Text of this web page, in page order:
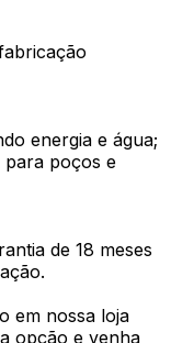
energia e água;
para poços e
de 18 meses
em nossa loja
opção e venha